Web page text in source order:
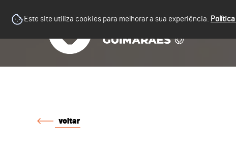
Este site utiliza cookies para melhorar a sua experiência.
voltar